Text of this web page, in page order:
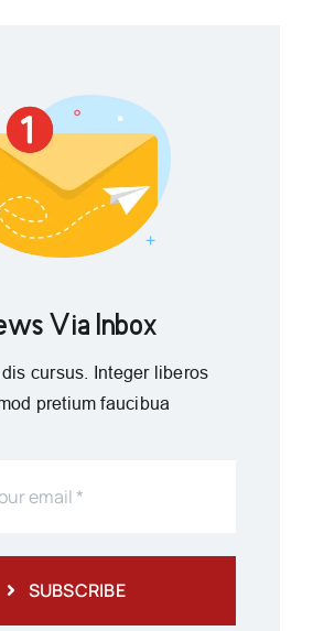
Via Inbox
cursus. Integer liberos
pretium faucibua
SUBSCRIBE